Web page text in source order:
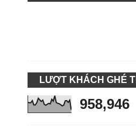
LƯỢT KHÁCH GHÉ
958,946